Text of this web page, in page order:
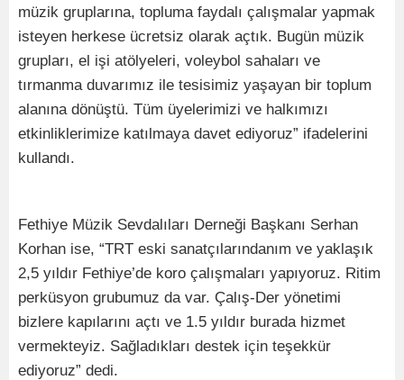
müzik gruplarına, topluma faydalı çalışmalar yapmak
isteyen herkese ücretsiz olarak açtık. Bugün müzik
grupları, el işi atölyeleri, voleybol sahaları ve
tırmanma duvarımız ile tesisimiz yaşayan bir toplum
alanına dönüştü. Tüm üyelerimizi ve halkımızı
etkinliklerimize katılmaya davet ediyoruz” ifadelerini
kullandı.
Fethiye Müzik Sevdalıları Derneği Başkanı Serhan
Korhan ise, “TRT eski sanatçılarındanım ve yaklaşık
2,5 yıldır Fethiye’de koro çalışmaları yapıyoruz. Ritim
perküsyon grubumuz da var. Çalış-Der yönetimi
bizlere kapılarını açtı ve 1.5 yıldır burada hizmet
vermekteyiz. Sağladıkları destek için teşekkür
ediyoruz” dedi.